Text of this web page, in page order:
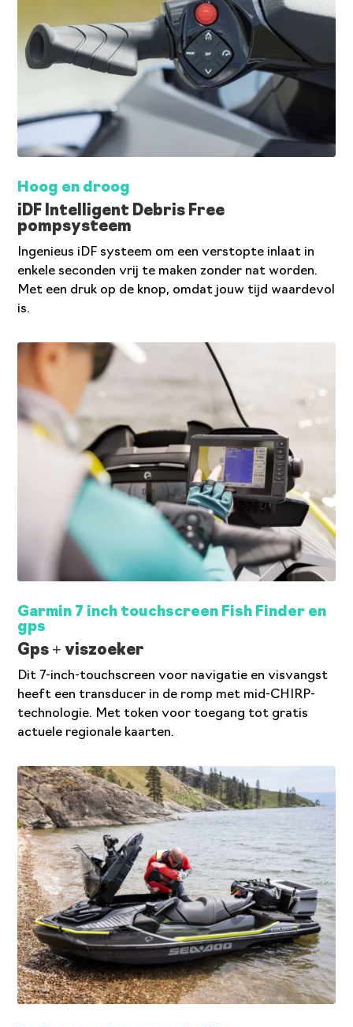
Hoog en droog
iDF Intelligent Debris Free
pompsysteem
Ingenieus iDF systeem om een verstopte inlaat in
enkele seconden vrij te maken zonder nat worden.
Met een druk op de knop, omdat jouw tijd waardevol
is.
Garmin 7 inch touchscreen Fish Finder en
gps
Gps + viszoeker
Dit 7-inch-touchscreen voor navigatie en visvangst
heeft een transducer in de romp met mid-CHIRP-
technologie. Met token voor toegang tot gratis
actuele regionale kaarten.